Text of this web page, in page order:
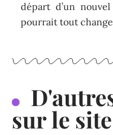
départ d’un
pourrait tout
sur le site